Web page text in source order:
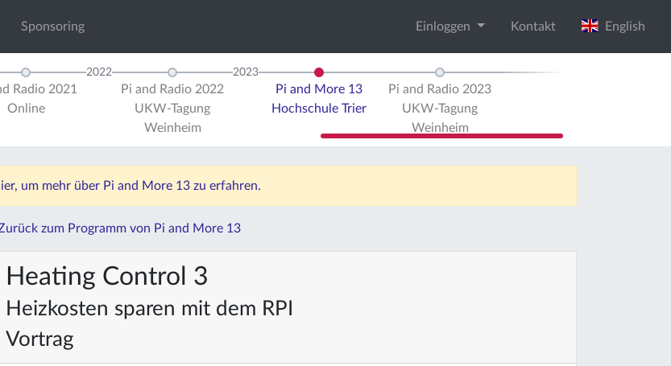
Sponsoring Einloggen Kontakt English
Radio 2021
Online
2022
Pi and Radio 2022
UKW-Tagung
Weinheim
2023
Pi and More 13
Hochschule Trier
Pi and Radio 2023
UKW-Tagung
Weinheim
um mehr über Pi and More 13 zu erfahren.
zum Programm von Pi and More 13
Heating Control 3
Heizkosten sparen mit dem RPI
Vortrag